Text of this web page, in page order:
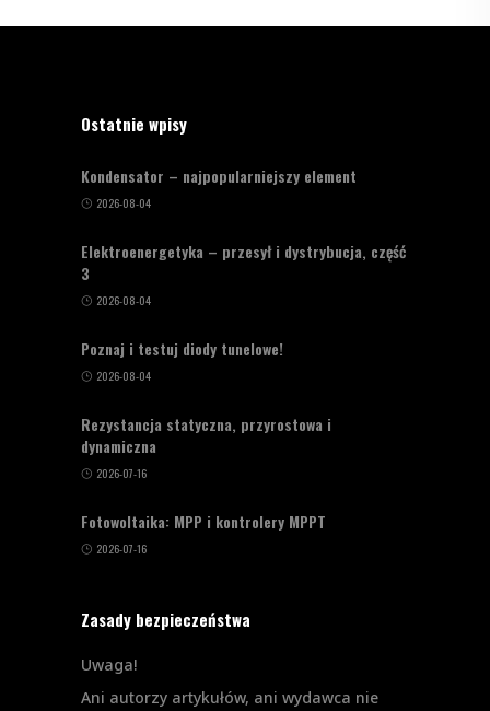
Ostatnie wpisy
Kondensator – najpopularniejszy element
2026-08-04
Elektroenergetyka – przesył i dystrybucja, część
3
2026-08-04
Poznaj i testuj diody tunelowe!
2026-08-04
Rezystancja statyczna, przyrostowa i
dynamiczna
2026-07-16
Fotowoltaika: MPP i kontrolery MPPT
2026-07-16
Zasady bezpieczeństwa
Uwaga!
Ani autorzy artykułów, ani wydawca nie